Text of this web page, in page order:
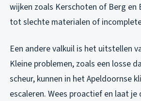
wijken zoals Kerschoten of Berg en
tot slechte materialen of
Een andere valkuil is het uitstellen
Kleine problemen, zoals een losse
scheur, kunnen in het Apeldoornse
escaleren. Wees proactief en laat